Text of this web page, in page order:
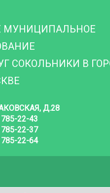
МУНИЦИПАЛЬНОЕ
СОКОЛЬНИКИ В
Д.28
22-43
22-37
22-64